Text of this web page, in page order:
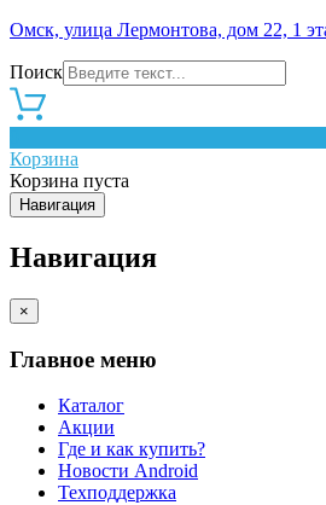
Омск, улица Лермонтова, дом 22, 1
Поиск
Корзина
Корзина пуста
Навигация
Навигация
×
Главное меню
Каталог
Акции
Где и как купить?
Новости Android
Техподдержка